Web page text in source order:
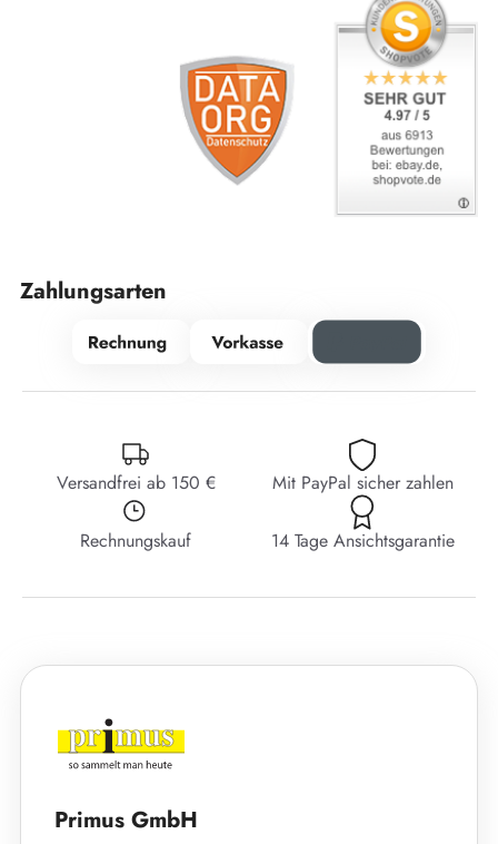
Zahlungsarten
Versandfrei ab 150 € Mit PayPal sicher zahlen
Rechnungskauf 14 Tage Ansichtsgarantie
Primus GmbH